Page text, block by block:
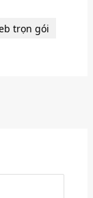
trọn gói